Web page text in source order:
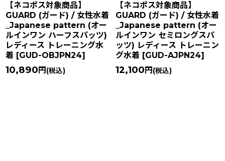
【ネコポス対象商品】
GUARD (ガード) / 女性水着
_Japanese pattern (オー
ルインワン ハーフスパッツ)
レディース トレーニング水
着 [GUD-OBJPN24]
10,890 円 (税込)
【ネコポス対象商品】
GUARD (ガード) / 女性水着
_Japanese pattern (オー
ルインワン セミロングスパ
ッツ) レディース トレーニン
グ水着 [GUD-AJPN24]
12,100 円 (税込)